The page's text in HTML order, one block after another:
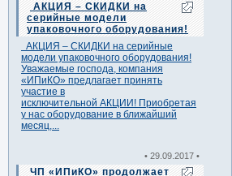
АКЦИЯ – СКИДКИ на
серийные модели
упаковочного оборудования!
АКЦИЯ – СКИДКИ на серийные
модели упаковочного оборудования!
Уважаемые господа, компания
«ИПиКО» предлагает принять
участие в
исключительной АКЦИИ! Приобретая
у нас оборудование в ближайший
месяц,...
• 29.09.2017 •
ЧП «ИПиКО» продолжает